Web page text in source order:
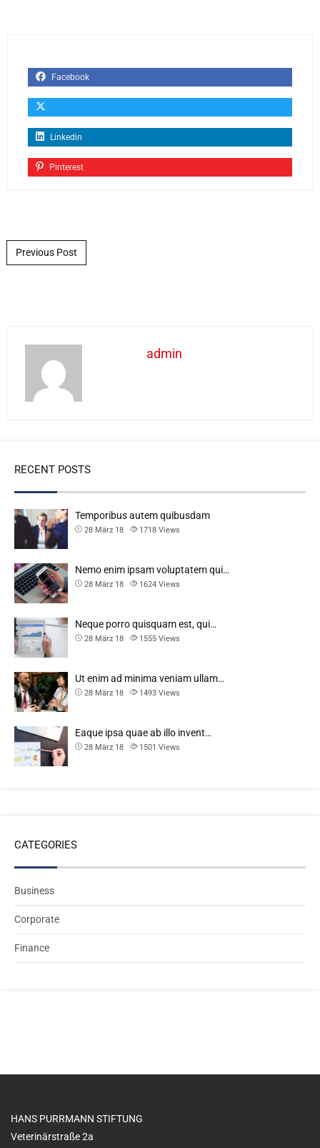
Facebook
Linkedin
Pinterest
Post navigation
Previous Post
admin
RECENT POSTS
Temporibus autem quibusdam
28 März 18 1718 Views
Nemo enim ipsam voluptatem qui…
28 März 18 1624 Views
Neque porro quisquam est, qui…
28 März 18 1555 Views
Ut enim ad minima veniam ullam…
28 März 18 1493 Views
Eaque ipsa quae ab illo invent…
28 März 18 1501 Views
CATEGORIES
Business
Corporate
Finance
HANS PURRMANN STIFTUNG
Veterinärstraße 2a